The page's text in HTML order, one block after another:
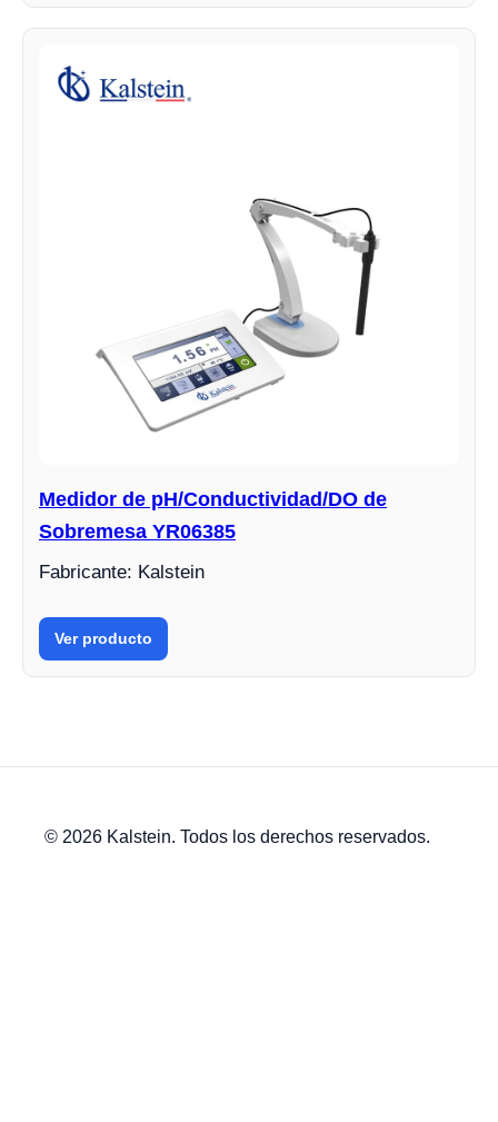
Medidor de pH/Conductividad/DO de
Sobremesa YR06385
Fabricante: Kalstein
Ver producto
© 2026 Kalstein. Todos los derechos reservados.